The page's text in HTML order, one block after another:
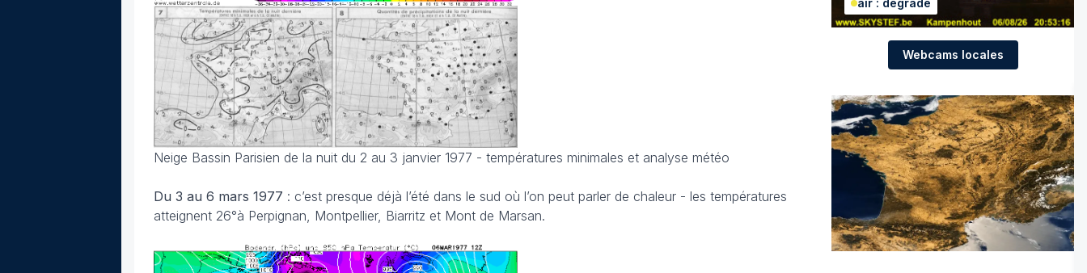
Neige Bassin Parisien de la nuit du 2 au 3 janvier 1977 - températures minimales et analyse météo
Du 3 au 6 mars 1977 : c’est presque déjà l’été dans le sud où l’on peut parler de chaleur - les températures
atteignent 26°à Perpignan, Montpellier, Biarritz et Mont de Marsan.
Webcams locales